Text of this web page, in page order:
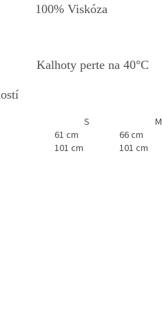
Viskóza
perte na 40°C
S
M
61 cm 66 cm
101 cm 101 cm